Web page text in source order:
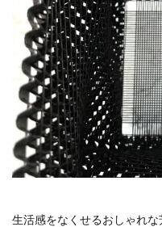
生活感をなくせるおしゃれ